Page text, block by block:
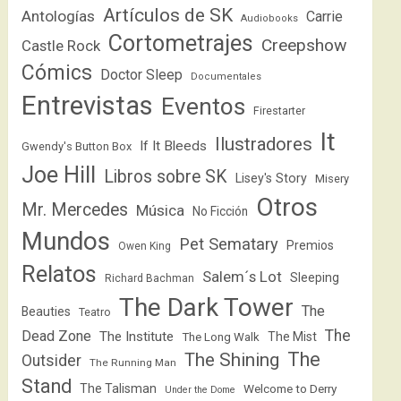
Antologías Artículos de SK Audiobooks Carrie
Castle Rock Cortometrajes Creepshow
Cómics Doctor Sleep Documentales
Entrevistas Eventos Firestarter
Gwendy's Button Box If It Bleeds Ilustradores It
Joe Hill Libros sobre SK Lisey's Story Misery
Mr. Mercedes Música No Ficción
Otros
Mundos
Owen King Pet Sematary Premios
Relatos Richard Bachman Salem´s Lot Sleeping
Beauties Teatro The Dark Tower The
Dead Zone The Institute The Long Walk The Mist The
Outsider
The Running Man The Shining The
Stand
The Talisman Under the Dome Welcome to Derry